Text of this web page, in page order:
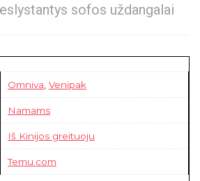
sofos uždangalai
Omniva, Venipak
Namams
Iš Kinijos greituoju
Temu.com